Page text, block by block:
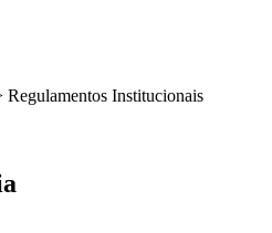
Regulamentos Institucionais